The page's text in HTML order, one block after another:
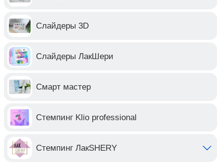
Слайдеры 3D
Слайдеры ЛакШери
Смарт мастер
Стемпинг Klio professional
Стемпинг ЛакSHERY